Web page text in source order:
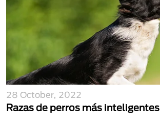
28 October, 2022
Razas de perros más inteligentes